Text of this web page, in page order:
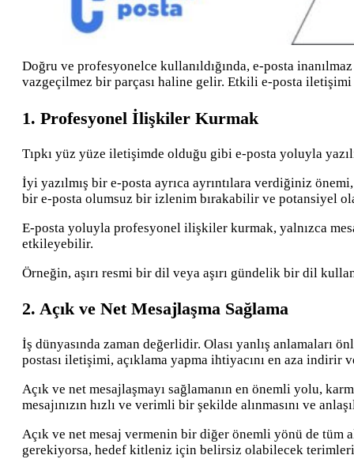
Doğru ve profesyonelce kullanıldığında, e-posta
vazgeçilmez bir parçası haline gelir. Etkili e-posta
1. Profesyonel İlişkiler Kurmak
Tıpkı yüz yüze iletişimde olduğu gibi e-posta yoluyla
İyi yazılmış bir e-posta ayrıca ayrıntılara verdiğiniz
bir e-posta olumsuz bir izlenim bırakabilir ve potansiyel
E-posta yoluyla profesyonel ilişkiler kurmak, yalnızca
etkileyebilir.
Örneğin, aşırı resmi bir dil veya aşırı gündelik bir dil
2. Açık ve Net Mesajlaşma Sağlama
İş dünyasında zaman değerlidir. Olası yanlış anlamaları
postası iletişimi, açıklama yapma ihtiyacını en aza indirir
Açık ve net mesajlaşmayı sağlamanın en önemli yolu,
mesajınızın hızlı ve verimli bir şekilde alınmasını ve
Açık ve net mesaj vermenin bir diğer önemli yönü de tüm
gerekiyorsa, hedef kitleniz için belirsiz olabilecek terimleri